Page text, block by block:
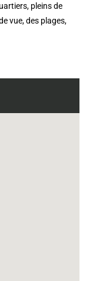
pleins de
vue, des plages,